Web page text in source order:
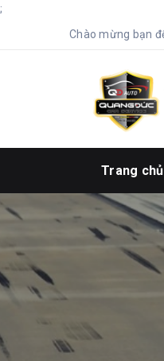
;
Chào mừng bạn
Trang chủ